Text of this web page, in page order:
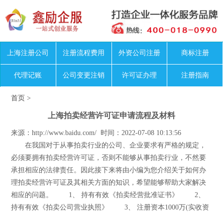
上海注册公司 注册流程费用 外资公司注册 商标注册
代理记账 公司变更注销 许可证办理 注册指南
首页 >
上海拍卖经营许可证申请流程及材料
来源：http://www.baidu.com/ 时间：2022-07-08 10:13:56
在我国对于从事拍卖行业的公司、企业要求有严格的规定，
必须要拥有拍卖经营许可证，否则不能够从事拍卖行业，不然要
承担相应的法律责任。因此接下来将由小编为您介绍关于如何办
理拍卖经营许可证及其相关方面的知识，希望能够帮助大家解决
相应的问题。 1、 持有有效《拍卖经营批准证书》 2、
持有有效《拍卖公司营业执照》 3、 注册资本1000万(实收资